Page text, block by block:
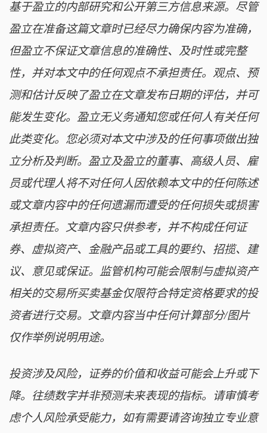
基于盈立的内部研究和公开第三方信息来源。尽管
盈立在准备这篇文章时已经尽力确保内容为准确，
但盈立不保证文章信息的准确性、及时性或完整
性，并对本文中的任何观点不承担责任。观点、预
测和估计反映了盈立在文章发布日期的评估，并可
能发生变化。盈立无义务通知您或任何人有关任何
此类变化。您必须对本文中涉及的任何事项做出独
立分析及判断。盈立及盈立的董事、高级人员、雇
员或代理人将不对任何人因依赖本文中的任何陈述
或文章内容中的任何遗漏而遭受的任何损失或损害
承担责任。文章内容只供参考，并不构成任何证
券、虚拟资产、金融产品或工具的要约、招揽、建
议、意见或保证。监管机构可能会限制与虚拟资产
相关的交易所买卖基金仅限符合特定资格要求的投
资者进行交易。文章内容当中任何计算部分/图片
仅作举例说明用途。
投资涉及风险，证券的价值和收益可能会上升或下
降。往绩数字并非预测未来表现的指标。请审慎考
虑个人风险承受能力，如有需要请咨询独立专业意